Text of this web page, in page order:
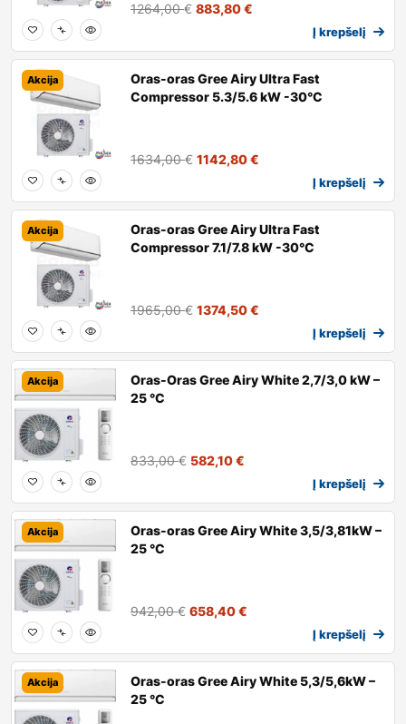
1264,00€ 883,80€
Į krepšelį
Akcija
Oras-oras Gree Airy Ultra Fast
Compressor 5.3/5.6 kW -30°C
1634,00€ 1142,80€
Į krepšelį
Akcija
Oras-oras Gree Airy Ultra Fast
Compressor 7.1/7.8 kW -30°C
1965,00€ 1374,50€
Į krepšelį
Akcija
Oras-Oras Gree Airy White 2,7/3,0 kW –
25 °C
833,00€ 582,10€
Į krepšelį
Akcija
Oras-oras Gree Airy White 3,5/3,81kW –
25 °C
942,00€ 658,40€
Į krepšelį
Akcija
Oras-oras Gree Airy White 5,3/5,6kW –
25 °C